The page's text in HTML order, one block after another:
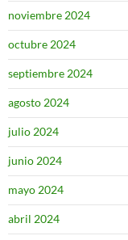
noviembre 2024
octubre 2024
septiembre 2024
agosto 2024
julio 2024
junio 2024
mayo 2024
abril 2024